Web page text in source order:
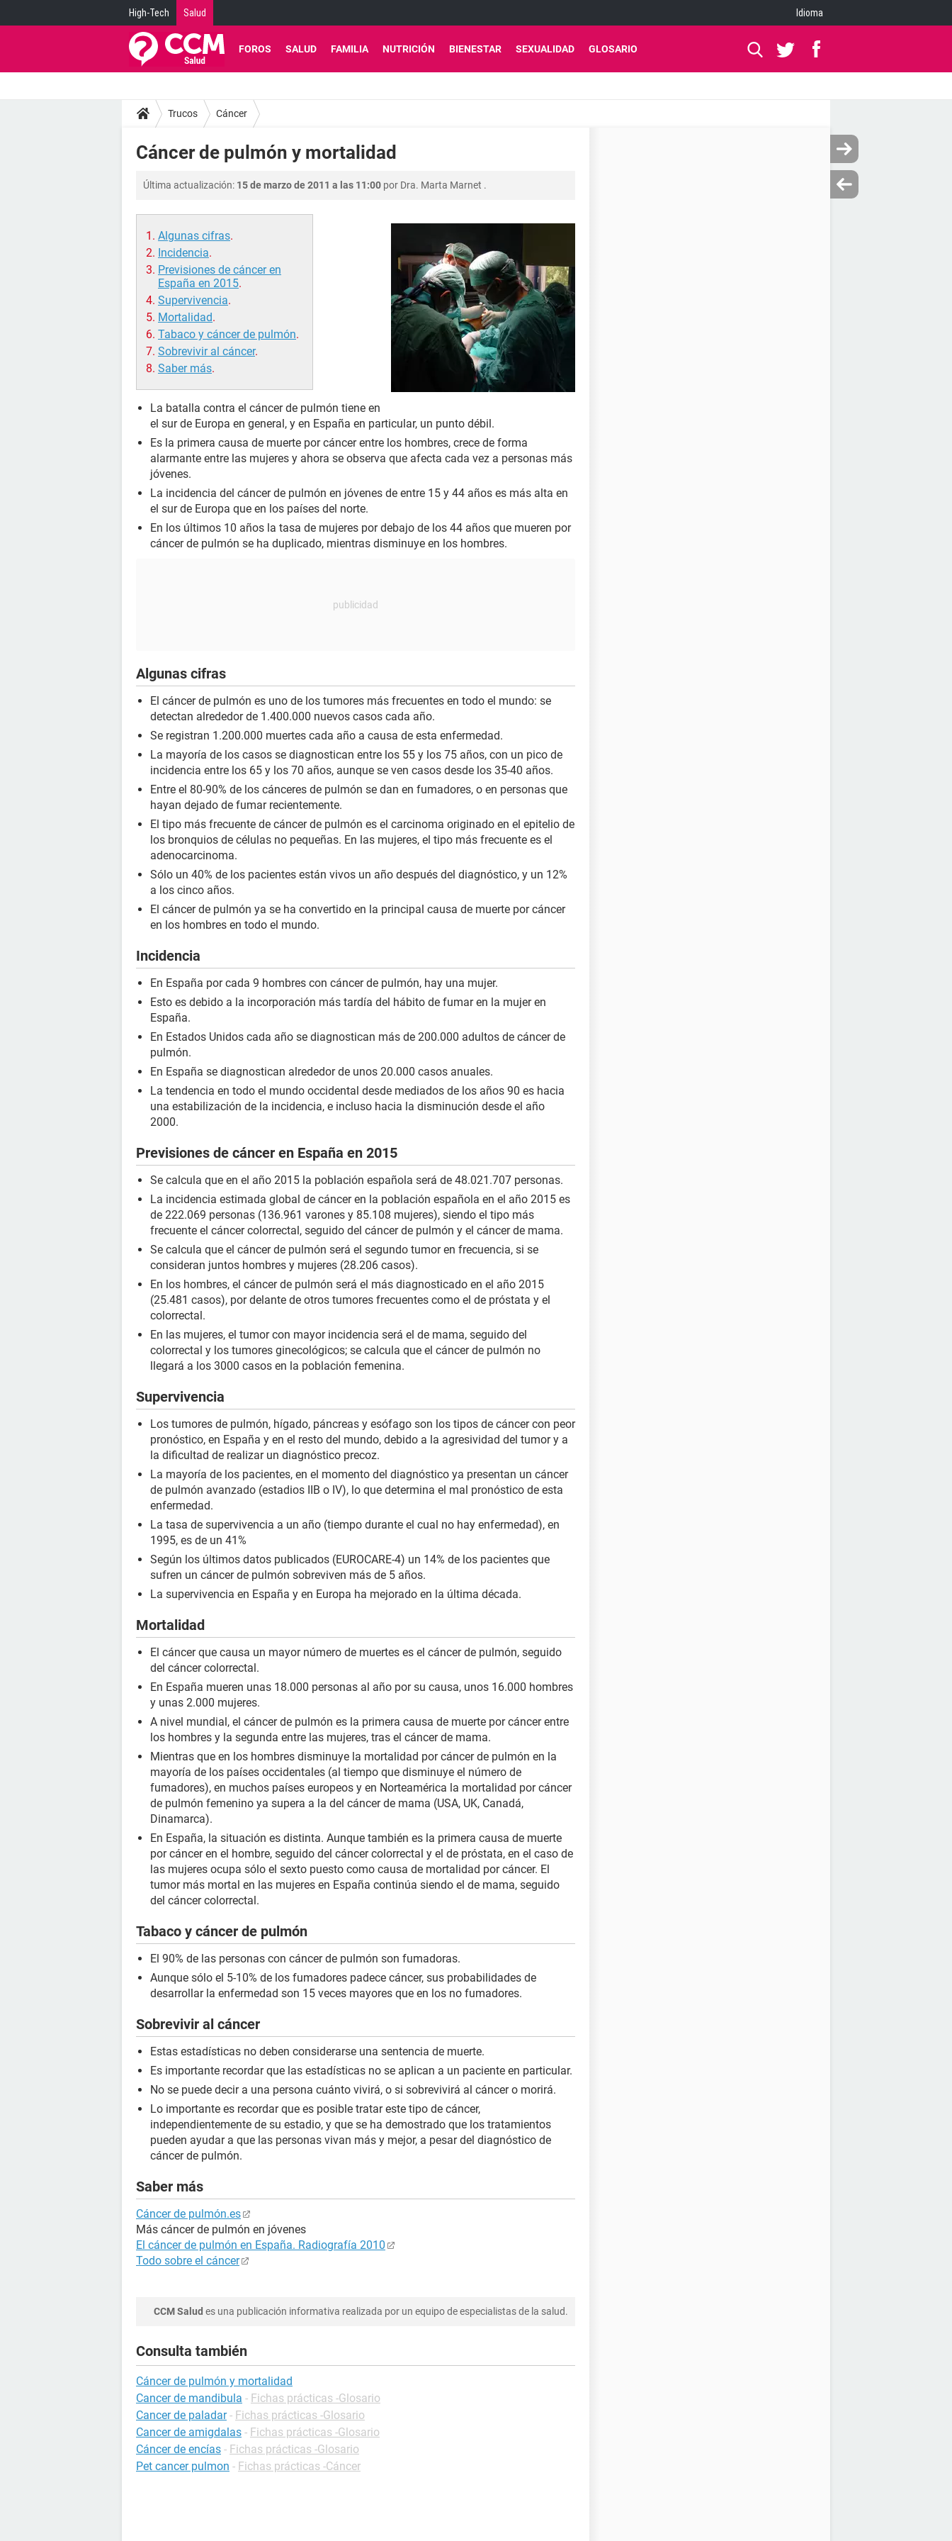
High-Tech Salud Idioma
FOROS SALUD FAMILIA NUTRICIÓN BIENESTAR SEXUALIDAD GLOSARIO
Trucos Cáncer
Cáncer de pulmón y mortalidad
Última actualización: 15 de marzo de 2011 a las 11:00 por Dra. Marta Marnet .
Algunas cifras.
Incidencia.
Previsiones de cáncer en
España en 2015.
Supervivencia.
Mortalidad.
Tabaco y cáncer de pulmón.
Sobrevivir al cáncer.
Saber más.
La batalla contra el cáncer de pulmón tiene en
el sur de Europa en general, y en España en particular, un punto débil.
Es la primera causa de muerte por cáncer entre los hombres, crece de forma
alarmante entre las mujeres y ahora se observa que afecta cada vez a personas más
jóvenes.
La incidencia del cáncer de pulmón en jóvenes de entre 15 y 44 años es más alta en
el sur de Europa que en los países del norte.
En los últimos 10 años la tasa de mujeres por debajo de los 44 años que mueren por
cáncer de pulmón se ha duplicado, mientras disminuye en los hombres.
Algunas cifras
El cáncer de pulmón es uno de los tumores más frecuentes en todo el mundo: se
detectan alrededor de 1.400.000 nuevos casos cada año.
Se registran 1.200.000 muertes cada año a causa de esta enfermedad.
La mayoría de los casos se diagnostican entre los 55 y los 75 años, con un pico de
incidencia entre los 65 y los 70 años, aunque se ven casos desde los 35-40 años.
Entre el 80-90% de los cánceres de pulmón se dan en fumadores, o en personas que
hayan dejado de fumar recientemente.
El tipo más frecuente de cáncer de pulmón es el carcinoma originado en el epitelio de
los bronquios de células no pequeñas. En las mujeres, el tipo más frecuente es el
adenocarcinoma.
Sólo un 40% de los pacientes están vivos un año después del diagnóstico, y un 12%
a los cinco años.
El cáncer de pulmón ya se ha convertido en la principal causa de muerte por cáncer
en los hombres en todo el mundo.
Incidencia
En España por cada 9 hombres con cáncer de pulmón, hay una mujer.
Esto es debido a la incorporación más tardía del hábito de fumar en la mujer en
España.
En Estados Unidos cada año se diagnostican más de 200.000 adultos de cáncer de
pulmón.
En España se diagnostican alrededor de unos 20.000 casos anuales.
La tendencia en todo el mundo occidental desde mediados de los años 90 es hacia
una estabilización de la incidencia, e incluso hacia la disminución desde el año
2000.
Previsiones de cáncer en España en 2015
Se calcula que en el año 2015 la población española será de 48.021.707 personas.
La incidencia estimada global de cáncer en la población española en el año 2015 es
de 222.069 personas (136.961 varones y 85.108 mujeres), siendo el tipo más
frecuente el cáncer colorrectal, seguido del cáncer de pulmón y el cáncer de mama.
Se calcula que el cáncer de pulmón será el segundo tumor en frecuencia, si se
consideran juntos hombres y mujeres (28.206 casos).
En los hombres, el cáncer de pulmón será el más diagnosticado en el año 2015
(25.481 casos), por delante de otros tumores frecuentes como el de próstata y el
colorrectal.
En las mujeres, el tumor con mayor incidencia será el de mama, seguido del
colorrectal y los tumores ginecológicos; se calcula que el cáncer de pulmón no
llegará a los 3000 casos en la población femenina.
Supervivencia
Los tumores de pulmón, hígado, páncreas y esófago son los tipos de cáncer con peor
pronóstico, en España y en el resto del mundo, debido a la agresividad del tumor y a
la dificultad de realizar un diagnóstico precoz.
La mayoría de los pacientes, en el momento del diagnóstico ya presentan un cáncer
de pulmón avanzado (estadios IIB o IV), lo que determina el mal pronóstico de esta
enfermedad.
La tasa de supervivencia a un año (tiempo durante el cual no hay enfermedad), en
1995, es de un 41%
Según los últimos datos publicados (EUROCARE-4) un 14% de los pacientes que
sufren un cáncer de pulmón sobreviven más de 5 años.
La supervivencia en España y en Europa ha mejorado en la última década.
Mortalidad
El cáncer que causa un mayor número de muertes es el cáncer de pulmón, seguido
del cáncer colorrectal.
En España mueren unas 18.000 personas al año por su causa, unos 16.000 hombres
y unas 2.000 mujeres.
A nivel mundial, el cáncer de pulmón es la primera causa de muerte por cáncer entre
los hombres y la segunda entre las mujeres, tras el cáncer de mama.
Mientras que en los hombres disminuye la mortalidad por cáncer de pulmón en la
mayoría de los países occidentales (al tiempo que disminuye el número de
fumadores), en muchos países europeos y en Norteamérica la mortalidad por cáncer
de pulmón femenino ya supera a la del cáncer de mama (USA, UK, Canadá,
Dinamarca).
En España, la situación es distinta. Aunque también es la primera causa de muerte
por cáncer en el hombre, seguido del cáncer colorrectal y el de próstata, en el caso de
las mujeres ocupa sólo el sexto puesto como causa de mortalidad por cáncer. El
tumor más mortal en las mujeres en España continúa siendo el de mama, seguido
del cáncer colorrectal.
Tabaco y cáncer de pulmón
El 90% de las personas con cáncer de pulmón son fumadoras.
Aunque sólo el 5-10% de los fumadores padece cáncer, sus probabilidades de
desarrollar la enfermedad son 15 veces mayores que en los no fumadores.
Sobrevivir al cáncer
Estas estadísticas no deben considerarse una sentencia de muerte.
Es importante recordar que las estadísticas no se aplican a un paciente en particular.
No se puede decir a una persona cuánto vivirá, o si sobrevivirá al cáncer o morirá.
Lo importante es recordar que es posible tratar este tipo de cáncer,
independientemente de su estadio, y que se ha demostrado que los tratamientos
pueden ayudar a que las personas vivan más y mejor, a pesar del diagnóstico de
cáncer de pulmón.
Saber más
Cáncer de pulmón.es
Más cáncer de pulmón en jóvenes
El cáncer de pulmón en España. Radiografía 2010
Todo sobre el cáncer
CCM Salud es una publicación informativa realizada por un equipo de especialistas de la salud.
Consulta también
Cáncer de pulmón y mortalidad
Cancer de mandibula - Fichas prácticas -Glosario
Cancer de paladar - Fichas prácticas -Glosario
Cancer de amigdalas - Fichas prácticas -Glosario
Cáncer de encías - Fichas prácticas -Glosario
Pet cancer pulmon - Fichas prácticas -Cáncer